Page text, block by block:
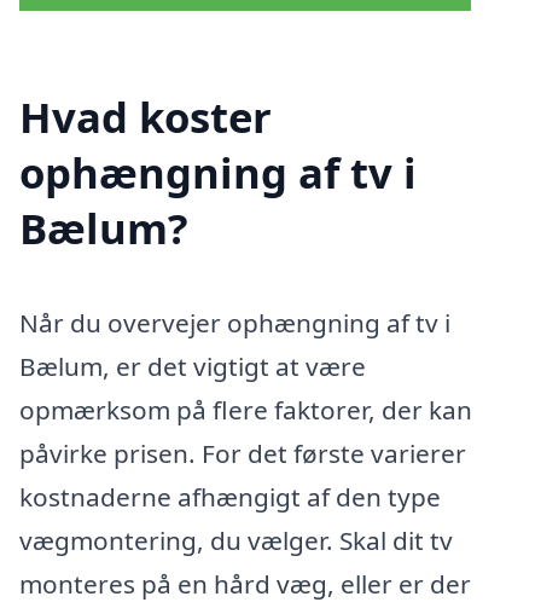
Hvad koster
ophængning af tv i
Bælum?
Når du overvejer ophængning af tv i
Bælum, er det vigtigt at være
opmærksom på flere faktorer, der kan
påvirke prisen. For det første varierer
kostnaderne afhængigt af den type
vægmontering, du vælger. Skal dit tv
monteres på en hård væg, eller er der